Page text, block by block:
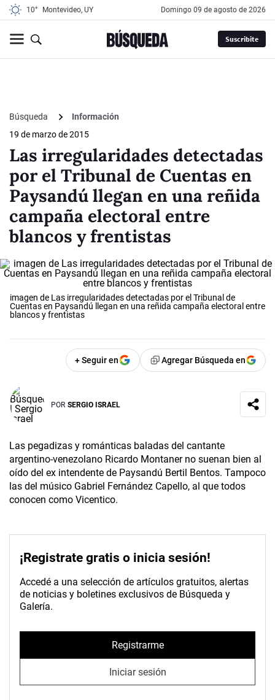
10° Montevideo, UY domingo 09 de agosto de 2026
Suscribite
Búsqueda
Información
19 de marzo de 2015
Las irregularidades detectadas
por el Tribunal de Cuentas en
Paysandú llegan en una reñida
campaña electoral entre
blancos y frentistas
imagen de Las irregularidades detectadas por el Tribunal de
Cuentas en Paysandú llegan en una reñida campaña electoral entre
blancos y frentistas
+ Seguir en Agregar Búsqueda en
POR SERGIO ISRAEL
Las pegadizas y románticas baladas del cantante
argentino-venezolano Ricardo Montaner no suenan bien al
oído del ex intendente de Paysandú Bertil Bentos. Tampoco
las del músico Gabriel Fernández Capello, al que todos
conocen como Vicentico.
¡Registrate gratis o inicia sesión!
Accedé a una selección de artículos gratuitos, alertas
de noticias y boletines exclusivos de Búsqueda y
Galería.
Registrarme
Iniciar sesión